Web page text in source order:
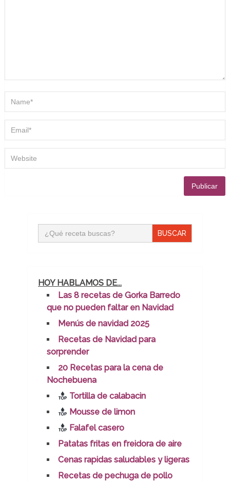
Buscar:
HOY HABLAMOS DE...
Las 8 recetas de Gorka Barredo
que no pueden faltar en Navidad
Menús de navidad 2025
Recetas de Navidad para
sorprender
20 Recetas para la cena de
Nochebuena
Tortilla de calabacin
Mousse de limon
Falafel casero
Patatas fritas en freidora de aire
Cenas rapidas saludables y ligeras
Recetas de pechuga de pollo